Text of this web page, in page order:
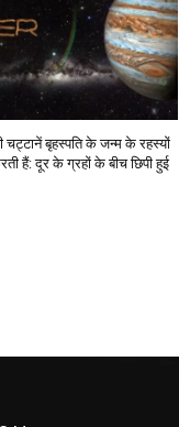
चट्टानें बृहस्पति के जन्म के रहस्यों
हैं: दूर के ग्रहों के बीच छिपी हुई